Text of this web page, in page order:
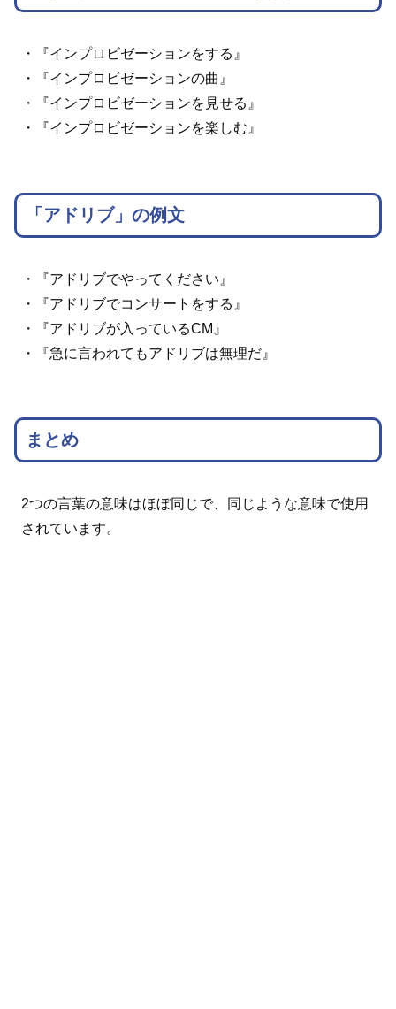
・『インプロビゼーションをする』
・『インプロビゼーションの曲』
・『インプロビゼーションを見せる』
・『インプロビゼーションを楽しむ』
「アドリブ」の例文
・『アドリブでやってください』
・『アドリブでコンサートをする』
・『アドリブが入っているCM』
・『急に言われてもアドリブは無理だ』
まとめ
2つの言葉の意味はほぼ同じで、同じような意味で使用
されています。